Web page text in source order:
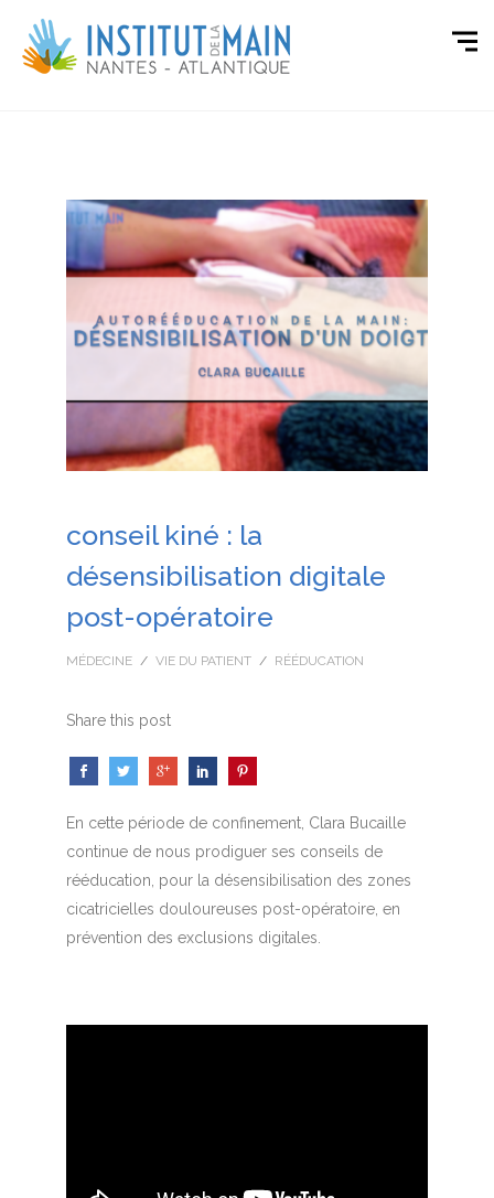
conseil kiné : la
désensibilisation digitale
post-opératoire
MÉDECINE/ VIE DU PATIENT/ RÉÉDUCATION
Share this post
En cette période de confinement, Clara Bucaille
continue de nous prodiguer ses conseils de
rééducation, pour la désensibilisation des zones
cicatricielles douloureuses post-opératoire, en
prévention des exclusions digitales.